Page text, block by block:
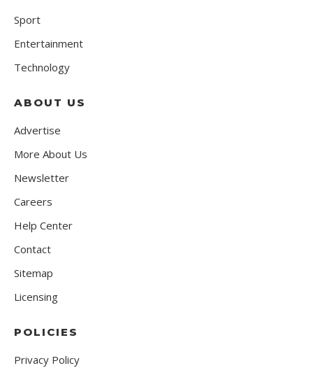
Sport
Entertainment
Technology
ABOUT US
Advertise
More About Us
Newsletter
Careers
Help Center
Contact
Sitemap
Licensing
POLICIES
Privacy Policy